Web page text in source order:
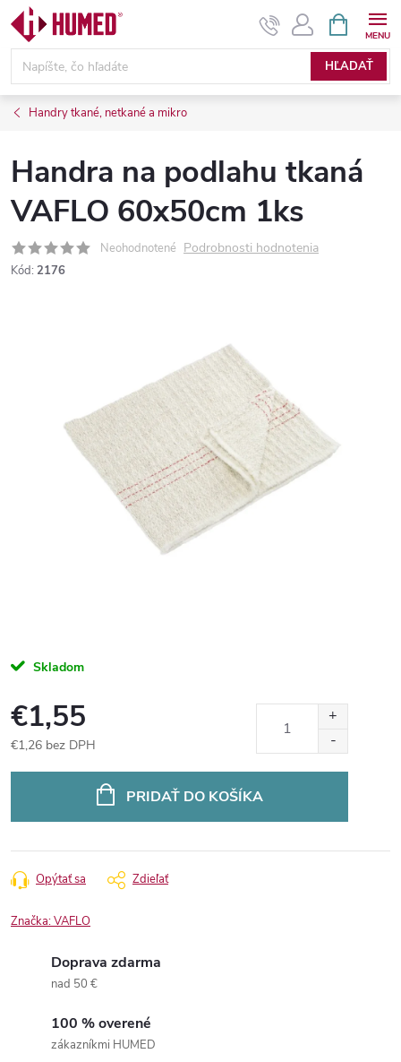
Prejsť
obsah
HĽADAŤ
KOŠÍK
Handry tkané, netkané a mikro
Handra na podlahu tkaná
VAFLO 60x50cm 1ks
Neohodnotené Podrobnosti hodnotenia
Kód: 2176
Skladom
€1,55
€1,26 bez DPH
PRIDAŤ DO KOŠÍKA
Opýtať sa Zdieľať
Značka:VAFLO
Doprava zdarma
nad 50 €
100 % overené
zákazníkmi HUMED